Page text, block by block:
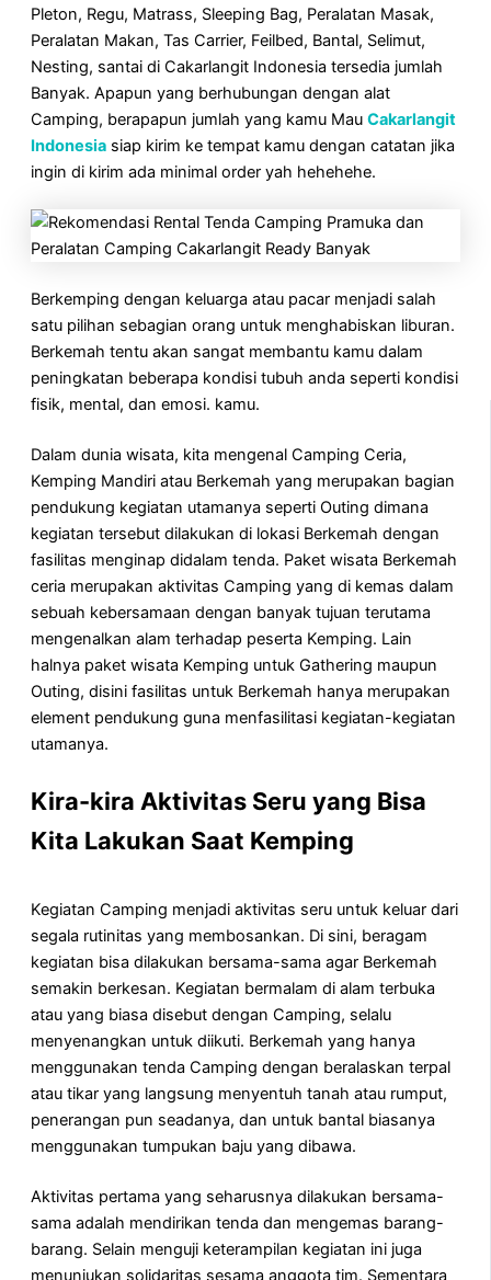
Pleton, Regu, Matrass, Sleeping Bag, Peralatan Masak,
Peralatan Makan, Tas Carrier, Feilbed, Bantal, Selimut,
Nesting, santai di Cakarlangit Indonesia tersedia jumlah
Banyak. Apapun yang berhubungan dengan alat
Camping, berapapun jumlah yang kamu Mau Cakarlangit
Indonesia siap kirim ke tempat kamu dengan catatan jika
ingin di kirim ada minimal order yah hehehehe.
Berkemping dengan keluarga atau pacar menjadi salah
satu pilihan sebagian orang untuk menghabiskan liburan.
Berkemah tentu akan sangat membantu kamu dalam
peningkatan beberapa kondisi tubuh anda seperti kondisi
fisik, mental, dan emosi. kamu.
Dalam dunia wisata, kita mengenal Camping Ceria,
Kemping Mandiri atau Berkemah yang merupakan bagian
pendukung kegiatan utamanya seperti Outing dimana
kegiatan tersebut dilakukan di lokasi Berkemah dengan
fasilitas menginap didalam tenda. Paket wisata Berkemah
ceria merupakan aktivitas Camping yang di kemas dalam
sebuah kebersamaan dengan banyak tujuan terutama
mengenalkan alam terhadap peserta Kemping. Lain
halnya paket wisata Kemping untuk Gathering maupun
Outing, disini fasilitas untuk Berkemah hanya merupakan
element pendukung guna menfasilitasi kegiatan-kegiatan
utamanya.
Kira-kira Aktivitas Seru yang Bisa
Kita Lakukan Saat Kemping
Kegiatan Camping menjadi aktivitas seru untuk keluar dari
segala rutinitas yang membosankan. Di sini, beragam
kegiatan bisa dilakukan bersama-sama agar Berkemah
semakin berkesan. Kegiatan bermalam di alam terbuka
atau yang biasa disebut dengan Camping, selalu
menyenangkan untuk diikuti. Berkemah yang hanya
menggunakan tenda Camping dengan beralaskan terpal
atau tikar yang langsung menyentuh tanah atau rumput,
penerangan pun seadanya, dan untuk bantal biasanya
menggunakan tumpukan baju yang dibawa.
Aktivitas pertama yang seharusnya dilakukan bersama-
sama adalah mendirikan tenda dan mengemas barang-
barang. Selain menguji keterampilan kegiatan ini juga
menunjukan solidaritas sesama anggota tim. Sementara